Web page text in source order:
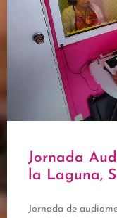
Jornada
la Laguna,
Jornada de